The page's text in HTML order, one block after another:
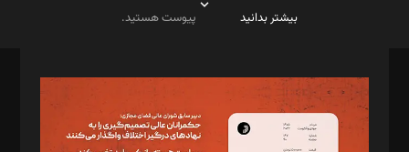
بیشتر بدانید
پیوست هستید.
مدیر مسئول: محمدباقر اثنی‌عشری
سردبیر: مهرک محمودی
دبیر تحریریه: میثم قاسمی